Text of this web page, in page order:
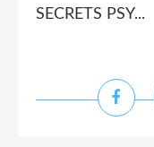
SECRETS PSY...